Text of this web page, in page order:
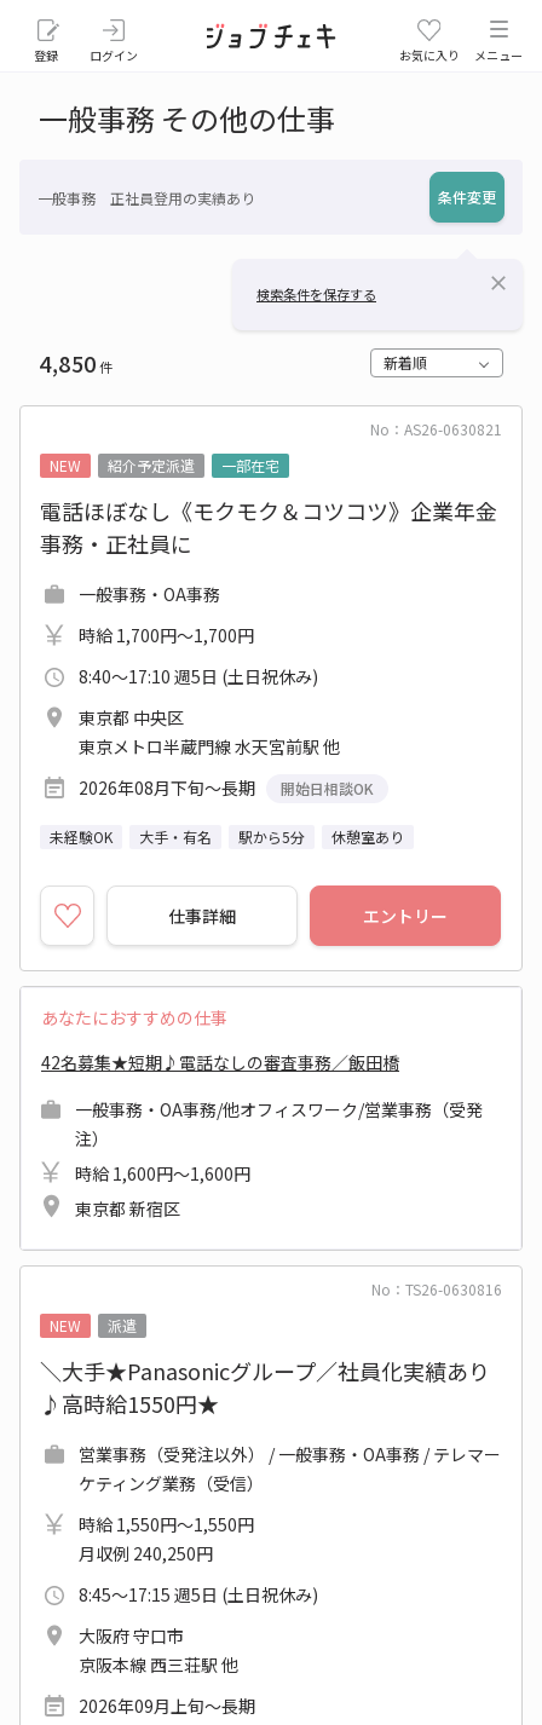
登録 ログイン お気に入り メニュー
一般事務 その他の仕事
一般事務 正社員登用の実績あり 条件変更
検索条件を保存する close
4,850件 新着順
No：AS26-0630821
NEW
紹介予定派遣 一部在宅
電話ほぼなし《モクモク＆コツコツ》企業年金
事務・正社員に
一般事務・OA事務
時給 1,700円～1,700円
8:40～17:10 週5日 (土日祝休み)
東京都 中央区
東京メトロ半蔵門線 水天宮前駅 他
2026年08月下旬～長期
開始日相談OK
未経験OK 大手・有名 駅から5分 休憩室あり
仕事詳細 エントリー
あなたにおすすめの仕事
42名募集★短期♪電話なしの審査事務／飯田橋
一般事務・OA事務/他オフィスワーク/営業事務（受発
注）
時給 1,600円～1,600円
東京都 新宿区
No：TS26-0630816
NEW
派遣
＼大手★Panasonicグループ／社員化実績あり
♪高時給1550円★
営業事務（受発注以外） / 一般事務・OA事務 / テレマー
ケティング業務（受信）
時給 1,550円～1,550円
月収例 240,250円
8:45～17:15 週5日 (土日祝休み)
大阪府 守口市
京阪本線 西三荘駅 他
2026年09月上旬～長期